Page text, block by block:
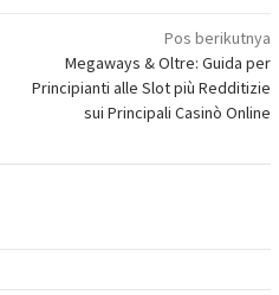
Pos berikutnya
Megaways & Oltre: Guida per
Principianti alle Slot più Redditizie
sui Principali Casinò Online